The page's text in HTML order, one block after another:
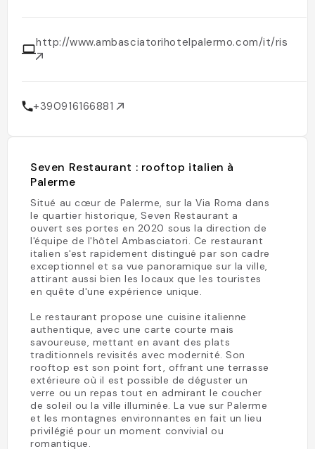
http://www.ambasciatorihotelpalermo.com/it/
+390916166881
Seven Restaurant : rooftop italien à
Palerme
Situé au cœur de Palerme, sur la Via Roma dans
le quartier historique, Seven Restaurant a
ouvert ses portes en 2020 sous la direction de
l'équipe de l'hôtel Ambasciatori. Ce restaurant
italien s'est rapidement distingué par son cadre
exceptionnel et sa vue panoramique sur la ville,
attirant aussi bien les locaux que les touristes
en quête d'une expérience unique.
Le restaurant propose une cuisine italienne
authentique, avec une carte courte mais
savoureuse, mettant en avant des plats
traditionnels revisités avec modernité. Son
rooftop est son point fort, offrant une terrasse
extérieure où il est possible de déguster un
verre ou un repas tout en admirant le coucher
de soleil ou la ville illuminée. La vue sur Palerme
et les montagnes environnantes en fait un lieu
privilégié pour un moment convivial ou
romantique.